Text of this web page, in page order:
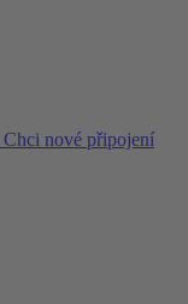
Chci nové připojení